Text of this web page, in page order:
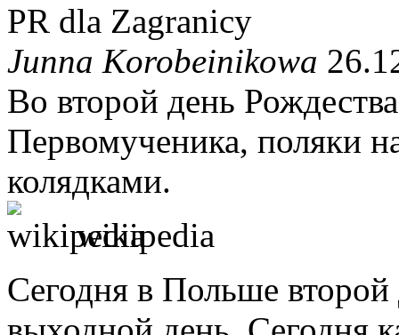
PR dla Zagranicy
Junna Korobeinikowa
Во второй день
Первомученика, поляки
колядками.
wikipedia
Сегодня в Польше второй